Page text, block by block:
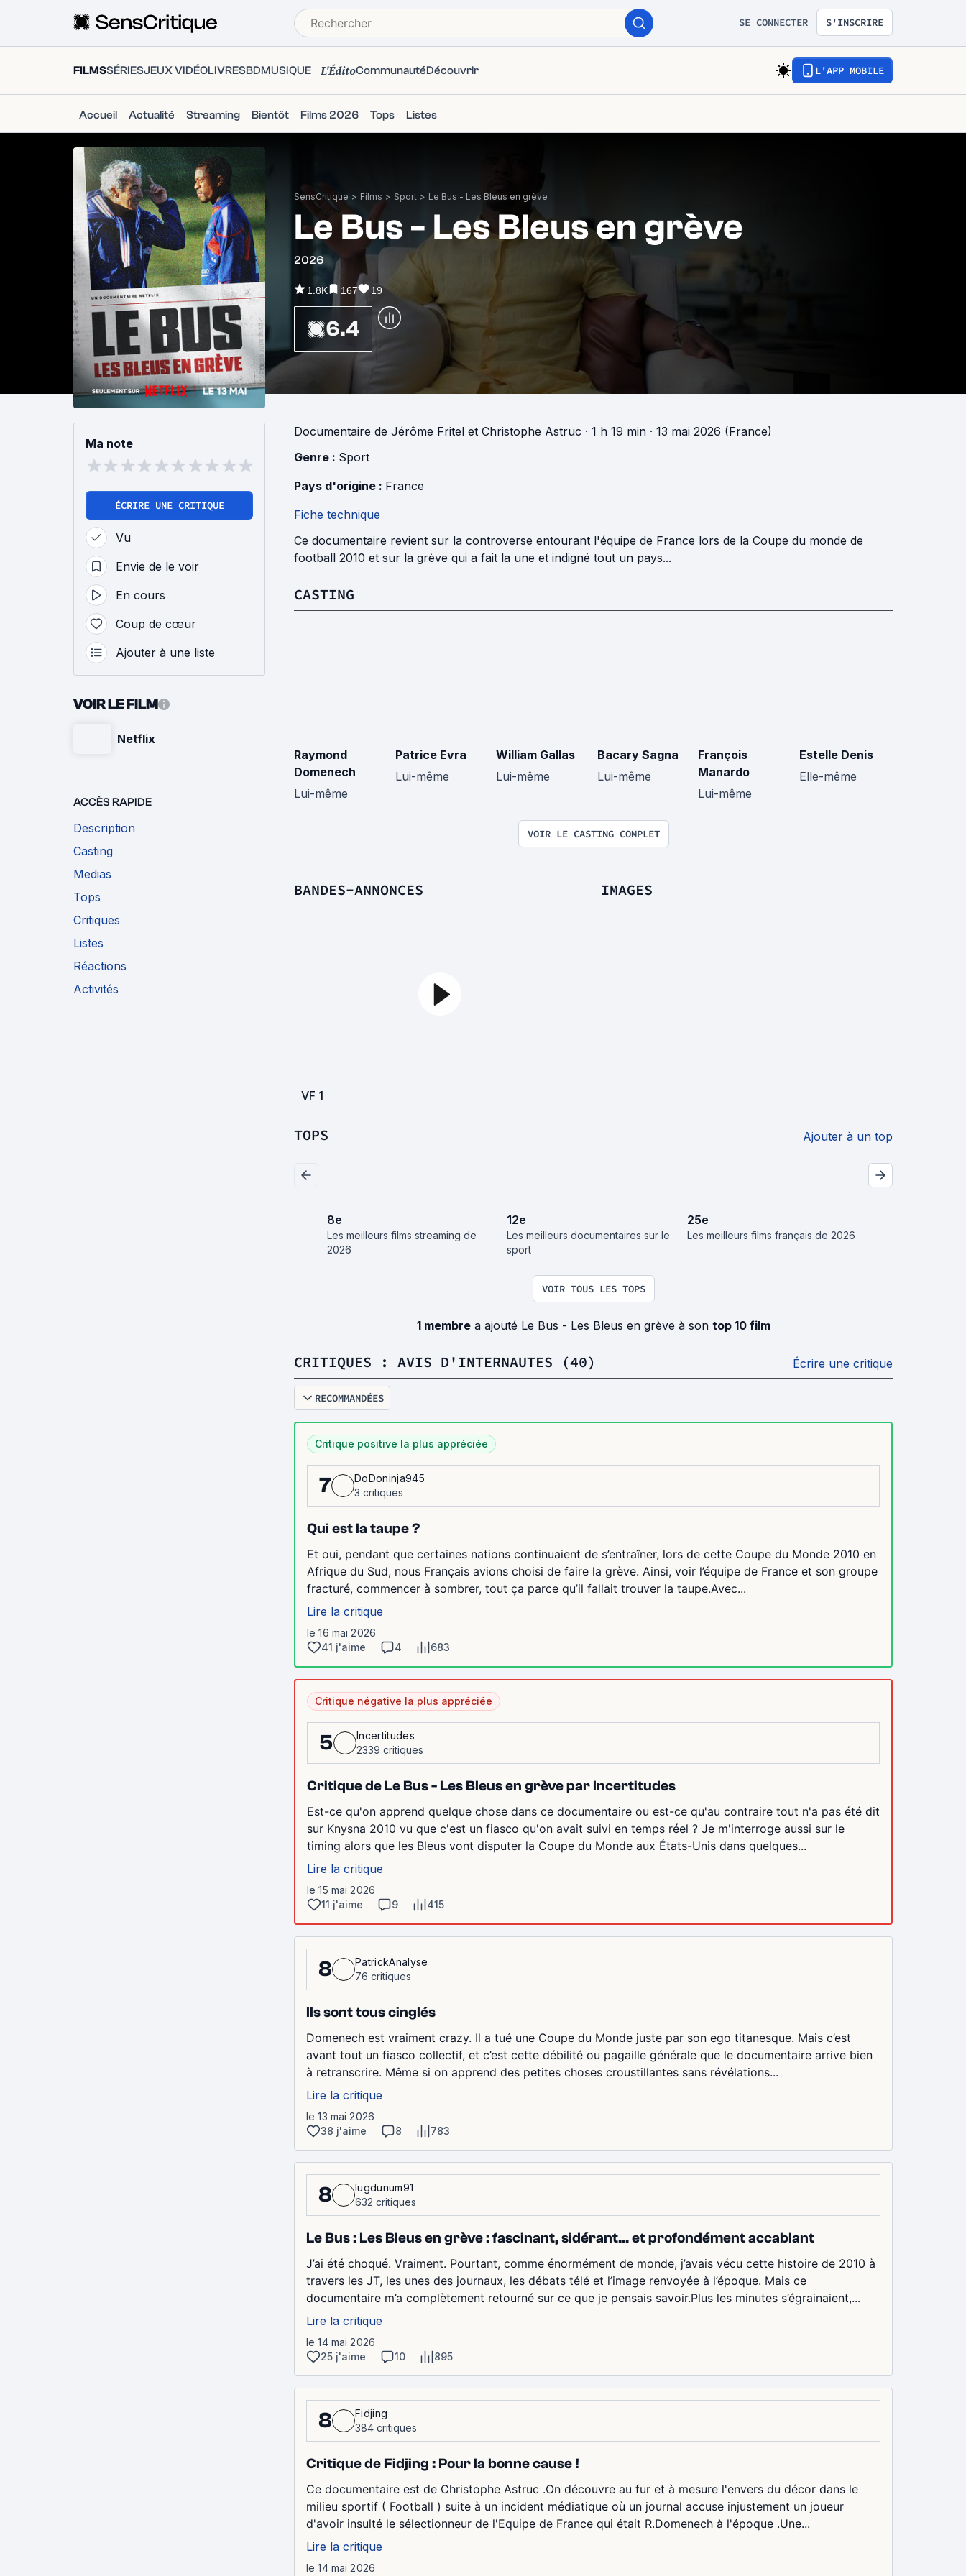
SE CONNECTER S'INSCRIRE
FILMSSÉRIESJEUX VIDÉOLIVRESBDMUSIQUE L'ÉditoCommunautéDécouvrir L'APP MOBILE
Accueil Actualité Streaming Bientôt Films 2026 Tops Listes
SensCritique > Films > Sport > Le Bus - Les Bleus en grève
Le Bus - Les Bleus en grève
2026
1.8K 167 19
6.4
Ma note
ÉCRIRE UNE CRITIQUE
Vu
Envie de le voir
En cours
Coup de cœur
Ajouter à une liste
VOIR LE FILM
Netflix
ACCÈS RAPIDE
Description
Casting
Medias
Tops
Critiques
Listes
Réactions
Activités
Documentaire de Jérôme Fritel et Christophe Astruc · 1 h 19 min · 13 mai 2026 (France)
Genre : Sport
Pays d'origine : France
Fiche technique
Ce documentaire revient sur la controverse entourant l'équipe de France lors de la Coupe du monde de
football 2010 et sur la grève qui a fait la une et indigné tout un pays...
CASTING
Raymond
Domenech
Lui-même
Patrice Evra
Lui-même
William Gallas
Lui-même
Bacary Sagna
Lui-même
François
Manardo
Lui-même
Estelle Denis
Elle-même
VOIR LE CASTING COMPLET
BANDES-ANNONCES
VF 1
IMAGES
TOPS Ajouter à un top
8e
Les meilleurs films streaming de
2026
12e
Les meilleurs documentaires sur le
sport
25e
Les meilleurs films français de 2026
VOIR TOUS LES TOPS
1 membrea ajouté Le Bus - Les Bleus en grève à son top 10 film
CRITIQUES : AVIS D'INTERNAUTES (40) Écrire une critique
RECOMMANDÉES
Critique positive la plus appréciée
7
DoDoninja945
3 critiques
Qui est la taupe ?
Et oui, pendant que certaines nations continuaient de s’entraîner, lors de cette Coupe du Monde 2010 en
Afrique du Sud, nous Français avions choisi de faire la grève. Ainsi, voir l’équipe de France et son groupe
fracturé, commencer à sombrer, tout ça parce qu’il fallait trouver la taupe.Avec...
Lire la critique
le 16 mai 2026
41 j'aime
4 683
Critique négative la plus appréciée
5
Incertitudes
2339 critiques
Critique de Le Bus - Les Bleus en grève par Incertitudes
Est-ce qu'on apprend quelque chose dans ce documentaire ou est-ce qu'au contraire tout n'a pas été dit
sur Knysna 2010 vu que c'est un fiasco qu'on avait suivi en temps réel ? Je m'interroge aussi sur le
timing alors que les Bleus vont disputer la Coupe du Monde aux États-Unis dans quelques...
Lire la critique
le 15 mai 2026
11 j'aime
9 415
8
PatrickAnalyse
76 critiques
Ils sont tous cinglés
Domenech est vraiment crazy. Il a tué une Coupe du Monde juste par son ego titanesque. Mais c’est
avant tout un fiasco collectif, et c’est cette débilité ou pagaille générale que le documentaire arrive bien
à retranscrire. Même si on apprend des petites choses croustillantes sans révélations...
Lire la critique
le 13 mai 2026
38 j'aime
8 783
8
lugdunum91
632 critiques
Le Bus : Les Bleus en grève : fascinant, sidérant… et profondément accablant
J’ai été choqué. Vraiment. Pourtant, comme énormément de monde, j’avais vécu cette histoire de 2010 à
travers les JT, les unes des journaux, les débats télé et l’image renvoyée à l’époque. Mais ce
documentaire m’a complètement retourné sur ce que je pensais savoir.Plus les minutes s’égrainaient,...
Lire la critique
le 14 mai 2026
25 j'aime
10 895
8
Fidjing
384 critiques
Critique de Fidjing : Pour la bonne cause !
Ce documentaire est de Christophe Astruc .On découvre au fur et à mesure l'envers du décor dans le
milieu sportif ( Football ) suite à un incident médiatique où un journal accuse injustement un joueur
d'avoir insulté le sélectionneur de l'Equipe de France qui était R.Domenech à l'époque .Une...
Lire la critique
le 14 mai 2026